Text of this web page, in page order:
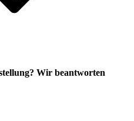
Wir beantworten